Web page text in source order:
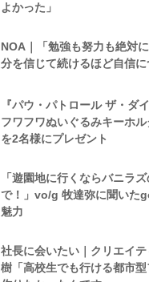
よかった」
NOA｜「勉強も努力も絶対
分を信じて続けるほど自信に
『パウ・パトロール ザ・ダ
フワフワぬいぐるみキーホル
を2名様にプレゼント
「遊園地に行くならバニラ
で！」vo/g 牧達弥に聞い
魅力
社長に会いたい｜クリエイ
樹「高校生でも行ける都市